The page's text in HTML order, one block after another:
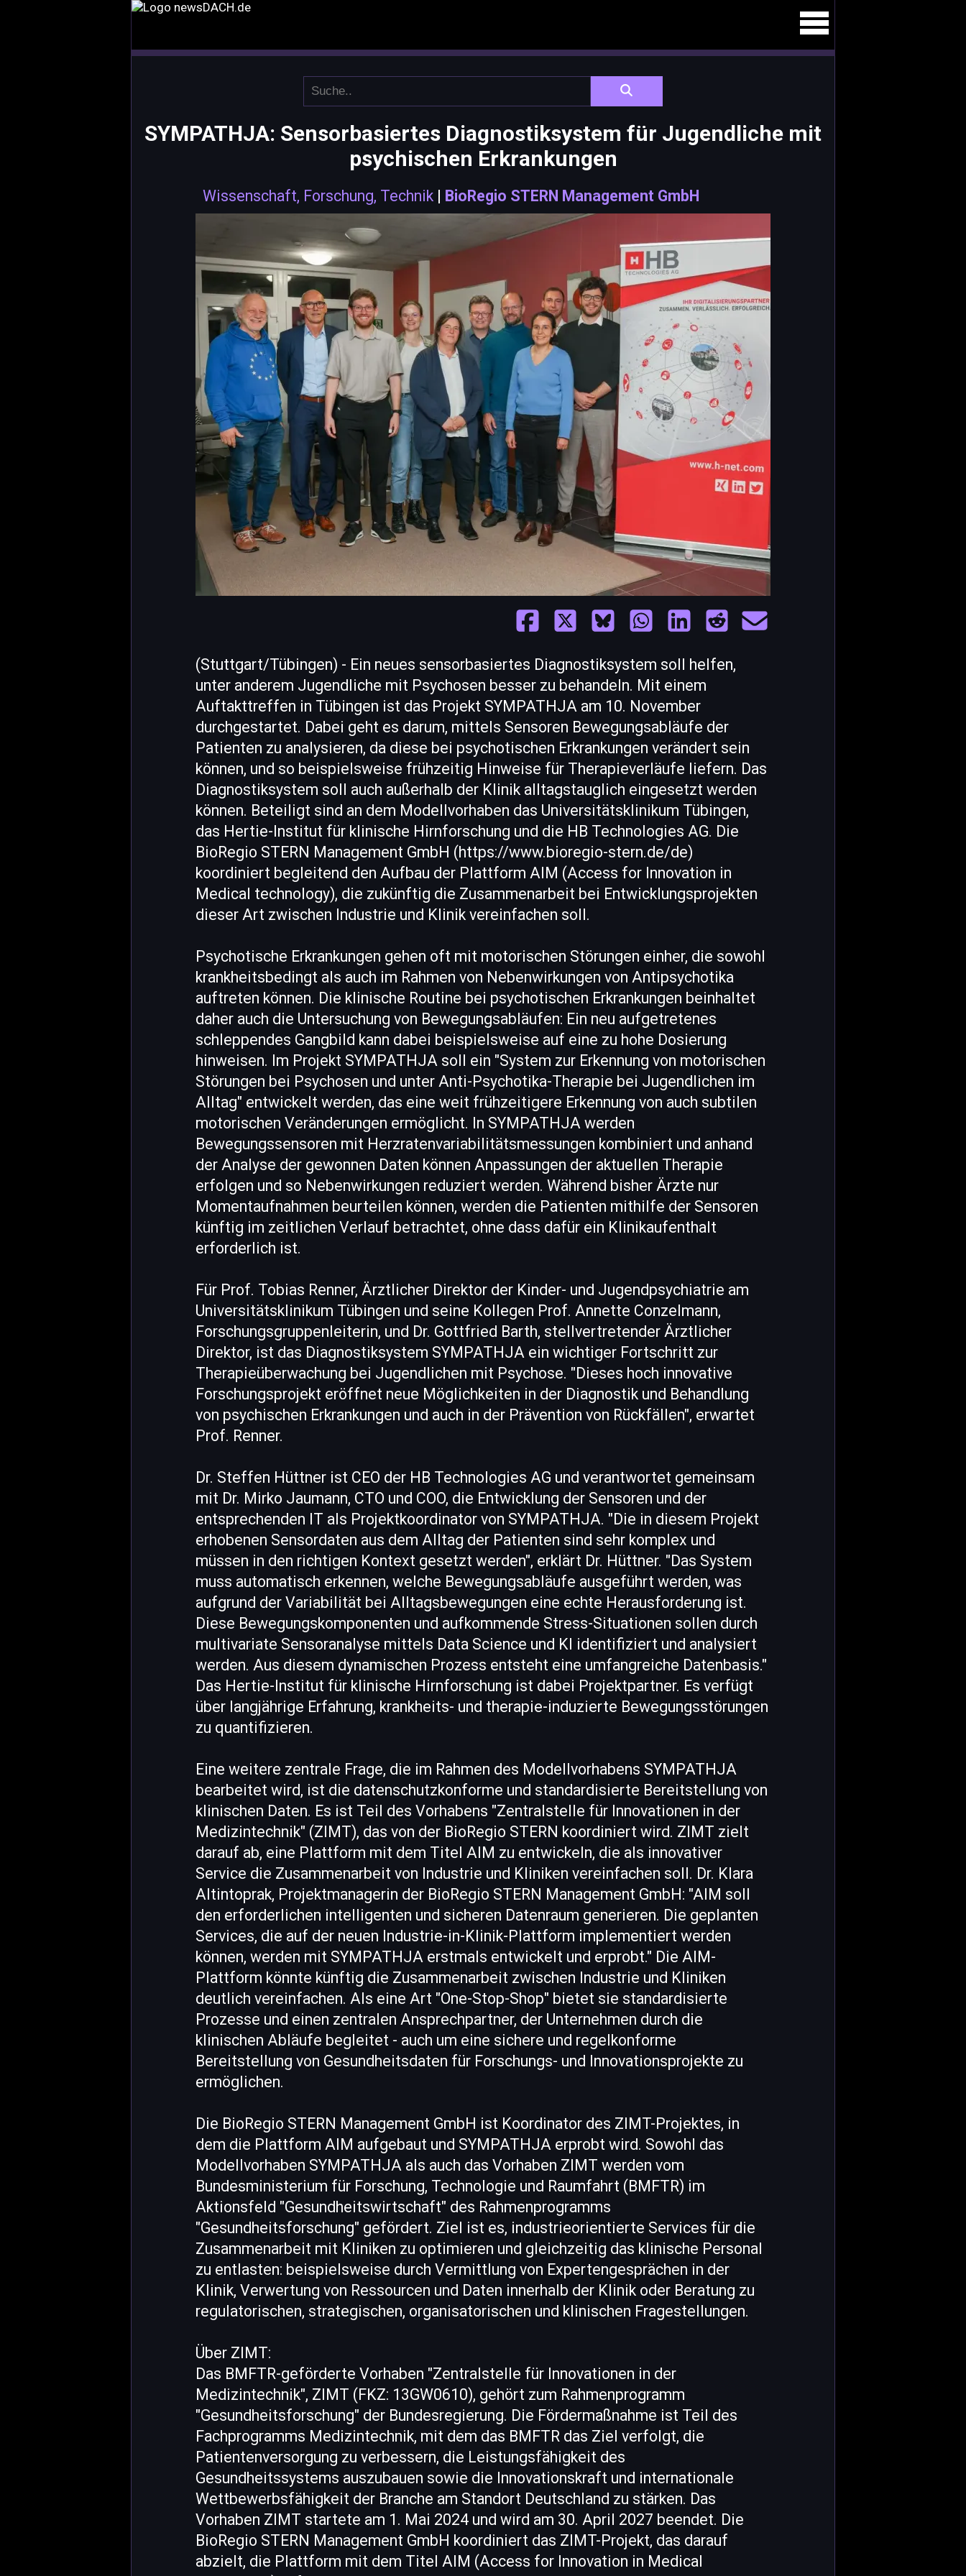
SYMPATHJA: Sensorbasiertes Diagnostiksystem für Jugendliche mit
psychischen Erkrankungen
Wissenschaft, Forschung, Technik | BioRegio STERN Management GmbH
(Stuttgart/Tübingen) - Ein neues sensorbasiertes Diagnostiksystem soll helfen,
unter anderem Jugendliche mit Psychosen besser zu behandeln. Mit einem
Auftakttreffen in Tübingen ist das Projekt SYMPATHJA am 10. November
durchgestartet. Dabei geht es darum, mittels Sensoren Bewegungsabläufe der
Patienten zu analysieren, da diese bei psychotischen Erkrankungen verändert sein
können, und so beispielsweise frühzeitig Hinweise für Therapieverläufe liefern. Das
Diagnostiksystem soll auch außerhalb der Klinik alltagstauglich eingesetzt werden
können. Beteiligt sind an dem Modellvorhaben das Universitätsklinikum Tübingen,
das Hertie-Institut für klinische Hirnforschung und die HB Technologies AG. Die
BioRegio STERN Management GmbH (https://www.bioregio-stern.de/de)
koordiniert begleitend den Aufbau der Plattform AIM (Access for Innovation in
Medical technology), die zukünftig die Zusammenarbeit bei Entwicklungsprojekten
dieser Art zwischen Industrie und Klinik vereinfachen soll.
Psychotische Erkrankungen gehen oft mit motorischen Störungen einher, die sowohl
krankheitsbedingt als auch im Rahmen von Nebenwirkungen von Antipsychotika
auftreten können. Die klinische Routine bei psychotischen Erkrankungen beinhaltet
daher auch die Untersuchung von Bewegungsabläufen: Ein neu aufgetretenes
schleppendes Gangbild kann dabei beispielsweise auf eine zu hohe Dosierung
hinweisen. Im Projekt SYMPATHJA soll ein "System zur Erkennung von motorischen
Störungen bei Psychosen und unter Anti-Psychotika-Therapie bei Jugendlichen im
Alltag" entwickelt werden, das eine weit frühzeitigere Erkennung von auch subtilen
motorischen Veränderungen ermöglicht. In SYMPATHJA werden
Bewegungssensoren mit Herzratenvariabilitätsmessungen kombiniert und anhand
der Analyse der gewonnen Daten können Anpassungen der aktuellen Therapie
erfolgen und so Nebenwirkungen reduziert werden. Während bisher Ärzte nur
Momentaufnahmen beurteilen können, werden die Patienten mithilfe der Sensoren
künftig im zeitlichen Verlauf betrachtet, ohne dass dafür ein Klinikaufenthalt
erforderlich ist.
Für Prof. Tobias Renner, Ärztlicher Direktor der Kinder- und Jugendpsychiatrie am
Universitätsklinikum Tübingen und seine Kollegen Prof. Annette Conzelmann,
Forschungsgruppenleiterin, und Dr. Gottfried Barth, stellvertretender Ärztlicher
Direktor, ist das Diagnostiksystem SYMPATHJA ein wichtiger Fortschritt zur
Therapieüberwachung bei Jugendlichen mit Psychose. "Dieses hoch innovative
Forschungsprojekt eröffnet neue Möglichkeiten in der Diagnostik und Behandlung
von psychischen Erkrankungen und auch in der Prävention von Rückfällen", erwartet
Prof. Renner.
Dr. Steffen Hüttner ist CEO der HB Technologies AG und verantwortet gemeinsam
mit Dr. Mirko Jaumann, CTO und COO, die Entwicklung der Sensoren und der
entsprechenden IT als Projektkoordinator von SYMPATHJA. "Die in diesem Projekt
erhobenen Sensordaten aus dem Alltag der Patienten sind sehr komplex und
müssen in den richtigen Kontext gesetzt werden", erklärt Dr. Hüttner. "Das System
muss automatisch erkennen, welche Bewegungsabläufe ausgeführt werden, was
aufgrund der Variabilität bei Alltagsbewegungen eine echte Herausforderung ist.
Diese Bewegungskomponenten und aufkommende Stress-Situationen sollen durch
multivariate Sensoranalyse mittels Data Science und KI identifiziert und analysiert
werden. Aus diesem dynamischen Prozess entsteht eine umfangreiche Datenbasis."
Das Hertie-Institut für klinische Hirnforschung ist dabei Projektpartner. Es verfügt
über langjährige Erfahrung, krankheits- und therapie-induzierte Bewegungsstörungen
zu quantifizieren.
Eine weitere zentrale Frage, die im Rahmen des Modellvorhabens SYMPATHJA
bearbeitet wird, ist die datenschutzkonforme und standardisierte Bereitstellung von
klinischen Daten. Es ist Teil des Vorhabens "Zentralstelle für Innovationen in der
Medizintechnik" (ZIMT), das von der BioRegio STERN koordiniert wird. ZIMT zielt
darauf ab, eine Plattform mit dem Titel AIM zu entwickeln, die als innovativer
Service die Zusammenarbeit von Industrie und Kliniken vereinfachen soll. Dr. Klara
Altintoprak, Projektmanagerin der BioRegio STERN Management GmbH: "AIM soll
den erforderlichen intelligenten und sicheren Datenraum generieren. Die geplanten
Services, die auf der neuen Industrie-in-Klinik-Plattform implementiert werden
können, werden mit SYMPATHJA erstmals entwickelt und erprobt." Die AIM-
Plattform könnte künftig die Zusammenarbeit zwischen Industrie und Kliniken
deutlich vereinfachen. Als eine Art "One-Stop-Shop" bietet sie standardisierte
Prozesse und einen zentralen Ansprechpartner, der Unternehmen durch die
klinischen Abläufe begleitet - auch um eine sichere und regelkonforme
Bereitstellung von Gesundheitsdaten für Forschungs- und Innovationsprojekte zu
ermöglichen.
Die BioRegio STERN Management GmbH ist Koordinator des ZIMT-Projektes, in
dem die Plattform AIM aufgebaut und SYMPATHJA erprobt wird. Sowohl das
Modellvorhaben SYMPATHJA als auch das Vorhaben ZIMT werden vom
Bundesministerium für Forschung, Technologie und Raumfahrt (BMFTR) im
Aktionsfeld "Gesundheitswirtschaft" des Rahmenprogramms
"Gesundheitsforschung" gefördert. Ziel ist es, industrieorientierte Services für die
Zusammenarbeit mit Kliniken zu optimieren und gleichzeitig das klinische Personal
zu entlasten: beispielsweise durch Vermittlung von Expertengesprächen in der
Klinik, Verwertung von Ressourcen und Daten innerhalb der Klinik oder Beratung zu
regulatorischen, strategischen, organisatorischen und klinischen Fragestellungen.
Über ZIMT:
Das BMFTR-geförderte Vorhaben "Zentralstelle für Innovationen in der
Medizintechnik", ZIMT (FKZ: 13GW0610), gehört zum Rahmenprogramm
"Gesundheitsforschung" der Bundesregierung. Die Fördermaßnahme ist Teil des
Fachprogramms Medizintechnik, mit dem das BMFTR das Ziel verfolgt, die
Patientenversorgung zu verbessern, die Leistungsfähigkeit des
Gesundheitssystems auszubauen sowie die Innovationskraft und internationale
Wettbewerbsfähigkeit der Branche am Standort Deutschland zu stärken. Das
Vorhaben ZIMT startete am 1. Mai 2024 und wird am 30. April 2027 beendet. Die
BioRegio STERN Management GmbH koordiniert das ZIMT-Projekt, das darauf
abzielt, die Plattform mit dem Titel AIM (Access for Innovation in Medical